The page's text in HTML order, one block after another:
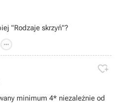
"Rodzaje skrzyń"?


minimum 4* niezależnie od